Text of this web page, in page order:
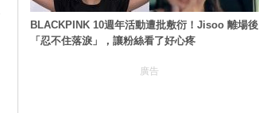
BLACKPINK 10週年活動遭批敷衍！Jisoo 離場後
「忍不住落淚」，讓粉絲看了好心疼
廣告